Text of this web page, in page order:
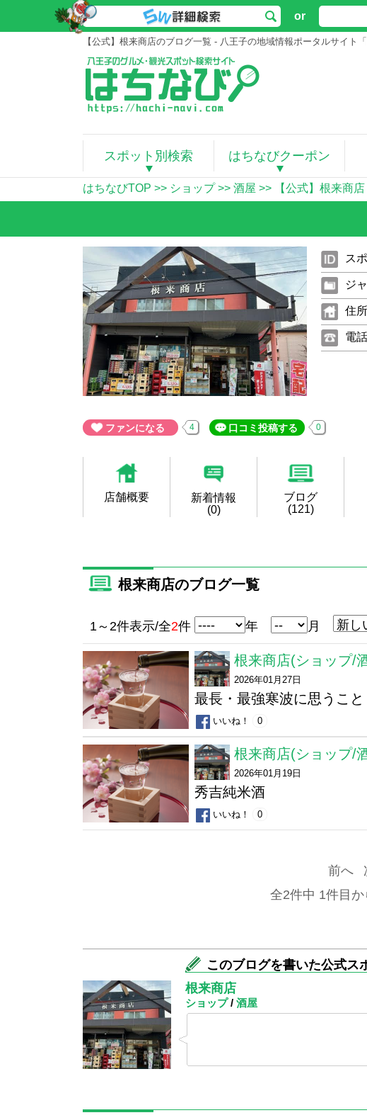
or
【公式】根来商店のブログ一覧 - 八王子の地域情報ポータルサイト「
スポット別検索 はちなびクーポン
はちなびTOP >> ショップ>> 酒屋 >> 【公式】根来商店
ス
ジ
住所
電
ファンになる 4 口コミ投稿する 0
店舗概要
新着情報
(0)
ブログ
(121)
根来商店のブログ一覧
1～2件表示/全2件 年 月
根来商店(ショップ/
2026年01月27日
最長・最強寒波に思うこと
いいね！ 0
根来商店(ショップ/
2026年01月19日
秀吉純米酒
いいね！ 0
前へ
全2件中 1件目
このブログを書いた公式ス
根来商店
ショップ/ 酒屋